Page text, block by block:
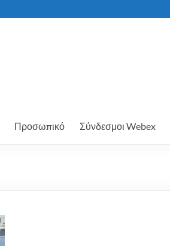
Προσωπικό Σύνδεσμοι Webex